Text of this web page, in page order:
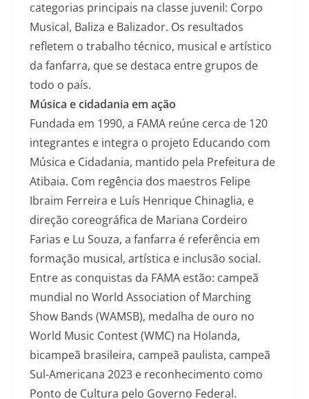
categorias principais na classe juvenil: Corpo
Musical, Baliza e Balizador. Os resultados
refletem o trabalho técnico, musical e artístico
da fanfarra, que se destaca entre grupos de
todo o país.
Música e cidadania em ação
Fundada em 1990, a FAMA reúne cerca de 120
integrantes e integra o projeto Educando com
Música e Cidadania, mantido pela Prefeitura de
Atibaia. Com regência dos maestros Felipe
Ibraim Ferreira e Luís Henrique Chinaglia, e
direção coreográfica de Mariana Cordeiro
Farias e Lu Souza, a fanfarra é referência em
formação musical, artística e inclusão social.
Entre as conquistas da FAMA estão: campeã
mundial no World Association of Marching
Show Bands (WAMSB), medalha de ouro no
World Music Contest (WMC) na Holanda,
bicampeã brasileira, campeã paulista, campeã
Sul-Americana 2023 e reconhecimento como
Ponto de Cultura pelo Governo Federal.